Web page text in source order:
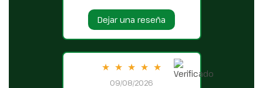
Dejar una reseña
★ ★ ★ ★ ★
09/08/2026